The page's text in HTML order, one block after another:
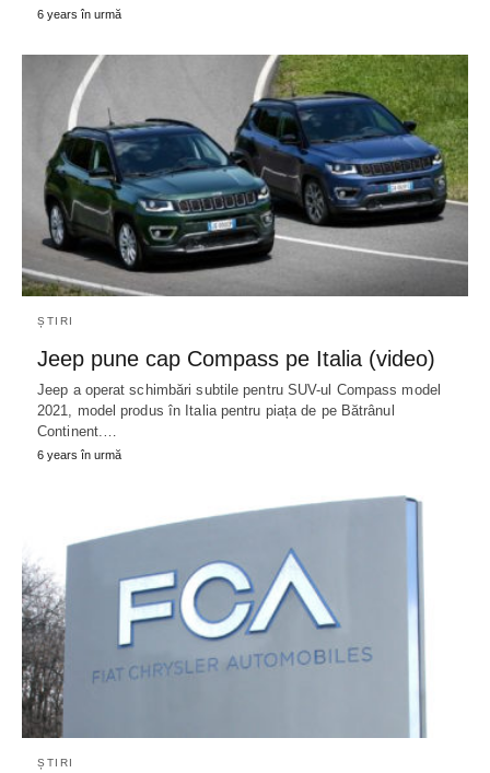
6 years în urmă
ȘTIRI
Jeep pune cap Compass pe Italia (video)
Jeep a operat schimbări subtile pentru SUV-ul Compass model
2021, model produs în Italia pentru piața de pe Bătrânul
Continent.…
6 years în urmă
ȘTIRI